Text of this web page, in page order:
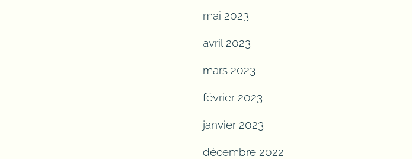
mai 2023
avril 2023
mars 2023
février 2023
janvier 2023
décembre 2022